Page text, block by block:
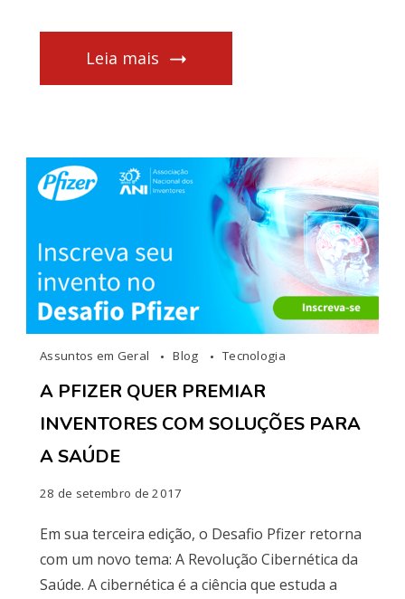
Leia mais
Assuntos em Geral Blog Tecnologia
A PFIZER QUER PREMIAR
INVENTORES COM SOLUÇÕES PARA
A SAÚDE
28 de setembro de 2017
Em sua terceira edição, o Desafio Pfizer retorna
com um novo tema: A Revolução Cibernética da
Saúde. A cibernética é a ciência que estuda a